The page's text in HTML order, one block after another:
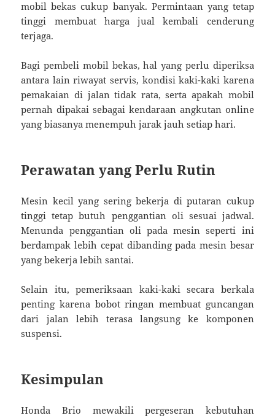
mobil bekas cukup banyak. Permintaan yang tetap
tinggi membuat harga jual kembali cenderung
terjaga.
Bagi pembeli mobil bekas, hal yang perlu diperiksa
antara lain riwayat servis, kondisi kaki-kaki karena
pemakaian di jalan tidak rata, serta apakah mobil
pernah dipakai sebagai kendaraan angkutan online
yang biasanya menempuh jarak jauh setiap hari.
Perawatan yang Perlu Rutin
Mesin kecil yang sering bekerja di putaran cukup
tinggi tetap butuh penggantian oli sesuai jadwal.
Menunda penggantian oli pada mesin seperti ini
berdampak lebih cepat dibanding pada mesin besar
yang bekerja lebih santai.
Selain itu, pemeriksaan kaki-kaki secara berkala
penting karena bobot ringan membuat guncangan
dari jalan lebih terasa langsung ke komponen
suspensi.
Kesimpulan
Honda Brio mewakili pergeseran kebutuhan